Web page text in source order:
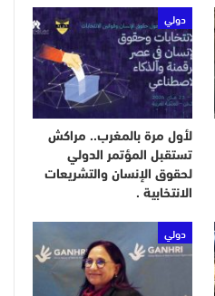
دولي
لأول مرة بالمغرب.. مراكش
تستقبل المؤتمر الدولي
لحقوق الإنسان والتشريعات
الانتخابية .
دولي